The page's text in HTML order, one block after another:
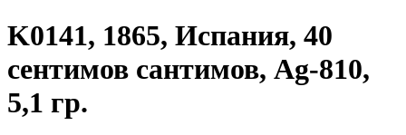
K0141, 1865, Испания, 40
сентимов сантимов, Ag-810,
5,1 гр.